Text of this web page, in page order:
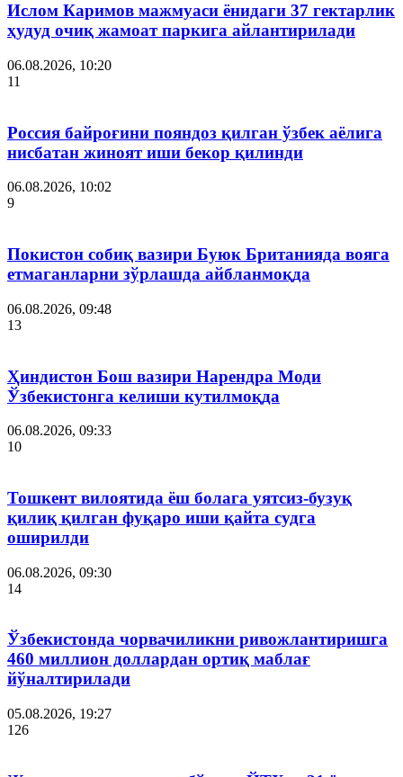
Ислом Каримов мажмуаси ёнидаги 37 гектарлик
ҳудуд очиқ жамоат паркига айлантирилади
06.08.2026, 10:20
11
Россия байроғини пояндоз қилган ўзбек аёлига
нисбатан жиноят иши бекор қилинди
06.08.2026, 10:02
9
Покистон собиқ вазири Буюк Британияда вояга
етмаганларни зўрлашда айбланмоқда
06.08.2026, 09:48
13
Ҳиндистон Бош вазири Нарендра Моди
Ўзбекистонга келиши кутилмоқда
06.08.2026, 09:33
10
Тошкент вилоятида ёш болага уятсиз-бузуқ
қилиқ қилган фуқаро иши қайта судга
оширилди
06.08.2026, 09:30
14
Ўзбекистонда чорвачиликни ривожлантиришга
460 миллион доллардан ортиқ маблағ
йўналтирилади
05.08.2026, 19:27
126